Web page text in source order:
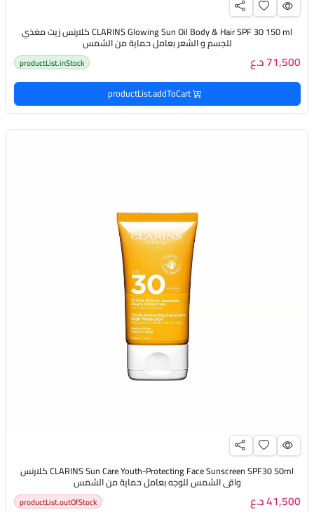
CLARINS Glowing Sun Oil Body & Hair SPF 30 150 ml كلارنس زيت مغذي
للجسم و الشعر بعامل حماية من الشمس
71,500 د.ع productList.inStock
productList.addToCart
CLARINS Sun Care Youth-Protecting Face Sunscreen SPF30 50ml كلارنس
واقي الشمس للوجه بعامل حماية من الشمس
41,500 د.ع productList.outOfStock